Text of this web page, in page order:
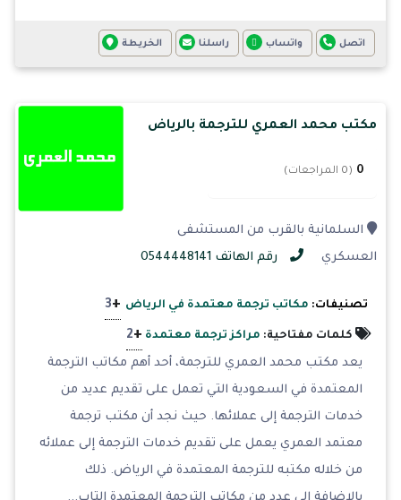
اتصل واتساب راسلنا الخريطة
مكتب محمد العمري للترجمة بالرياض
0 (0 المراجعات)
السلمانية بالقرب من المستشفى
العسكري
رقم الهاتف 0544448141
تصنيفات: مكاتب ترجمة معتمدة في الرياض +
3
كلمات مفتاحية: مراكز ترجمة معتمدة +
2
يعد مكتب محمد العمري للترجمة، أحد أهم مكاتب الترجمة
المعتمدة في السعودية التي تعمل على تقديم عديد من
خدمات الترجمة إلى عملائها. حيث نجد أن مكتب ترجمة
معتمد العمري يعمل على تقديم خدمات الترجمة إلى عملائه
من خلاله مكتبه للترجمة المعتمدة في الرياض. ذلك